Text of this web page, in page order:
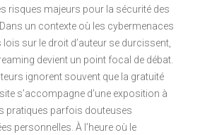
risques majeurs pour la sécurité des
un contexte où les cybermenaces
sur le droit d’auteur se durcissent,
devient un point focal de débat.
ignorent souvent que la gratuité
s’accompagne d’une exposition à
pratiques parfois douteuses
personnelles. À l’heure où le